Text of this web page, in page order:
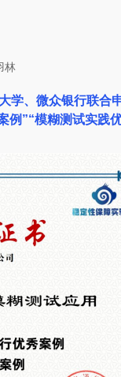
林
学、微众银行联合
”“模糊测试实践优